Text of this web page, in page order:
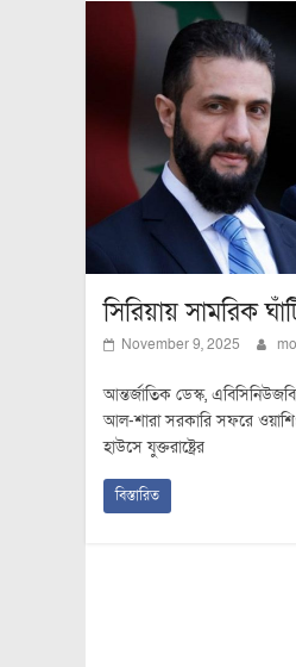
সিরিয়ায় সামরিক
November 9, 2025
আন্তর্জাতিক ডেস্ক,
আল-শারা সরকারি সফরে
হাউসে যুক্তরাষ্ট্রের
বিস্তারিত